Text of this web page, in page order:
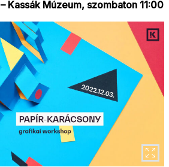
– Kassák Múzeum, szombaton 11:00